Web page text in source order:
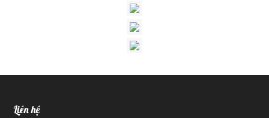
Liên hệ